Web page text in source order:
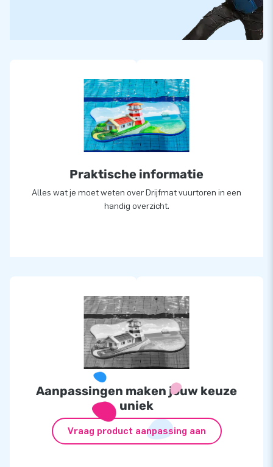
Praktische informatie
Alles wat je moet weten over Drijfmat vuurtoren in een
handig overzicht.
Aanpassingen maken jouw keuze
uniek
Vraag product aanpassing aan